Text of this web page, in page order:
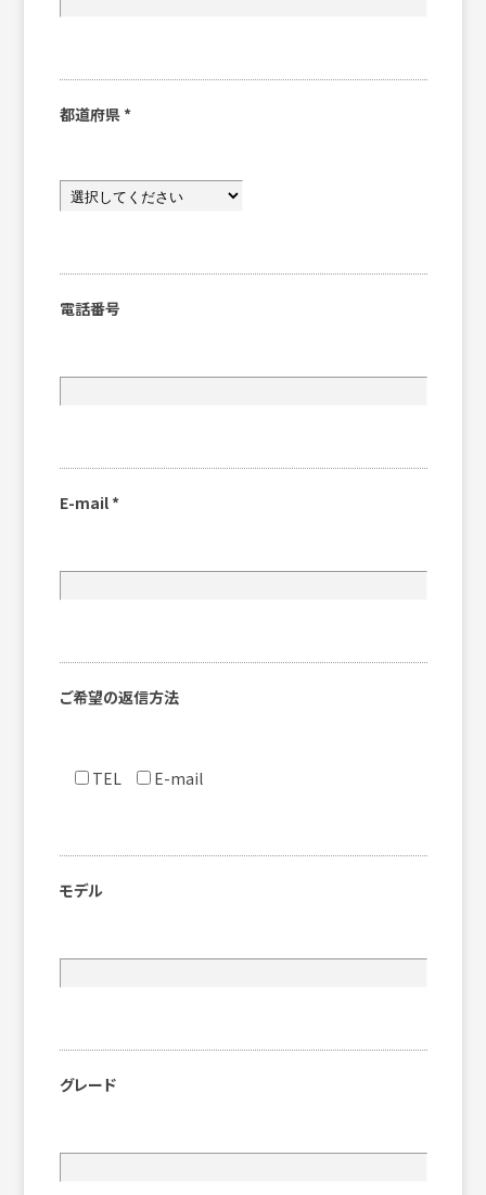
都道府県 *
電話番号
E-mail *
ご希望の返信方法
TEL E-mail
モデル
グレード